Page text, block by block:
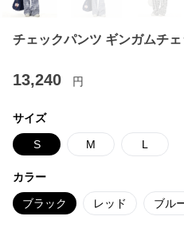
チェックパンツ ギンガムチ
13,240 円
サイズ
S M L
カラー
ブラック レッド ブル